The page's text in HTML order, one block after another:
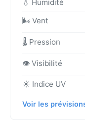
💧 Humidité
🌬️ Vent
🌡️ Pression
👁️ Visibilité
☀️ Indice UV
Voir les